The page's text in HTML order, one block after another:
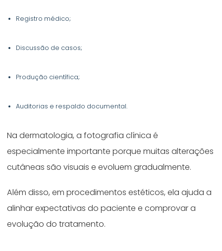
Registro médico;
Discussão de casos;
Produção científica;
Auditorias e respaldo documental.
Na dermatologia, a fotografia clínica é
especialmente importante porque muitas alterações
cutâneas são visuais e evoluem gradualmente.
Além disso, em procedimentos estéticos, ela ajuda a
alinhar expectativas do paciente e comprovar a
evolução do tratamento.